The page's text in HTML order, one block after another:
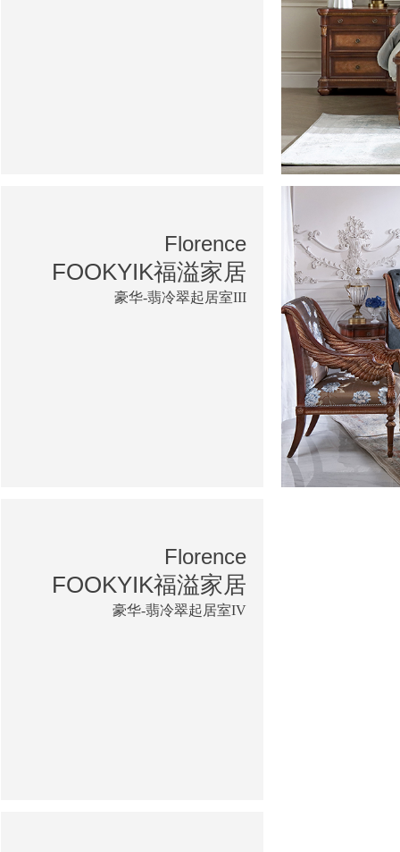
Florence
FOOKYIK福溢家居
豪华-翡冷翠起居室III
Florence
FOOKYIK福溢家居
豪华-翡冷翠起居室IV